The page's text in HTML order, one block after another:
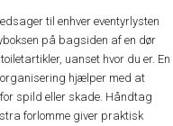
til enhver eventyrlysten
på bagsiden af ​​en dør
uanset hvor du er. En
hjælper med at
spild eller skade. Håndtag
forlomme giver praktisk